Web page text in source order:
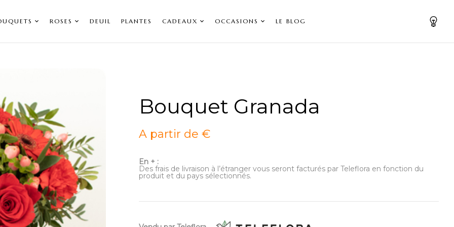
ROSES DEUIL PLANTES CADEAUX OCCASIONS LE BLOG
Bouquet Granada
A partir de €
En + :
Des frais de livraison à l’étranger vous seront facturés par Teleflora en fonction du
produit et du pays sélectionnés.